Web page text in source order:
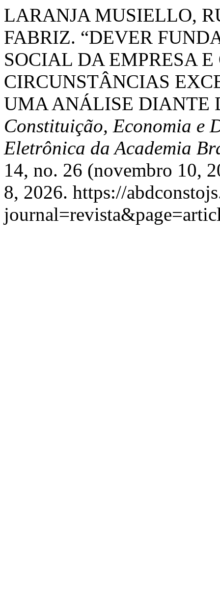
LARANJA MUSIELLO,
FABRIZ. “DEVER
SOCIAL DA EMPRESA
CIRCUNSTÂNCIAS
UMA ANÁLISE DIANTE
Constituição, Economia e
Eletrônica da Academia
14, no. 26 (novembro 10,
8, 2026. https://